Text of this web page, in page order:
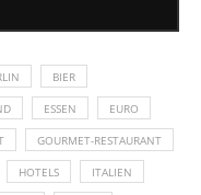
BIER
ESSEN EURO
GOURMET-RESTAURANT
HOTELS ITALIEN